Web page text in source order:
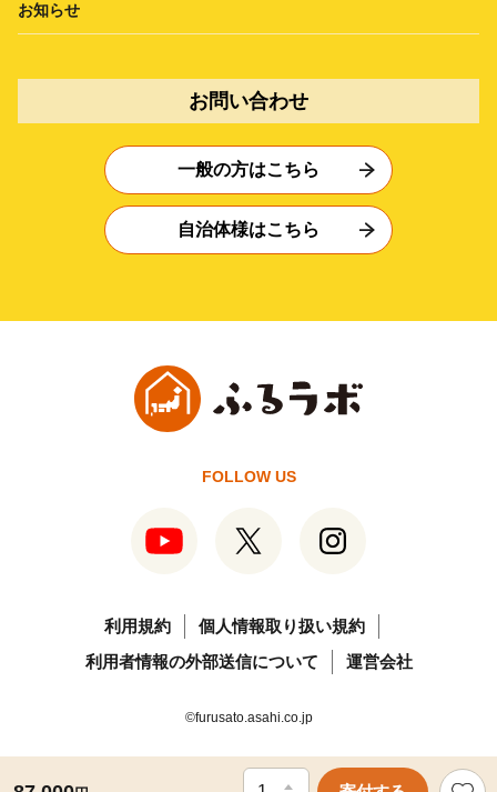
お知らせ
お問い合わせ
一般の方はこちら
自治体様はこちら
FOLLOW US
利用規約
個人情報取り扱い規約
利用者情報の外部送信について
運営会社
©furusato.asahi.co.jp